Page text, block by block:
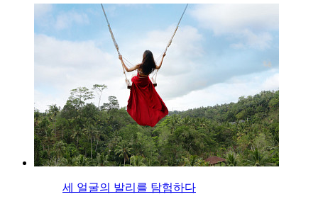
세 얼굴의 발리를 탐험하다